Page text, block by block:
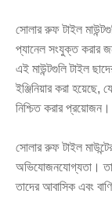
সোলার রুফ টাইল
প্যানেল সংযুক্ত করার
এই মাউন্টগুলি টাইল
ইঞ্জিনিয়ার করা
নিশ্চিত করার প্রয়োজন।
সোলার রুফ টাইল
অভিযোজনযোগ্যতা।
তাদের আবাসিক এবং